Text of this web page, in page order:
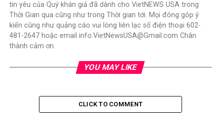
tin yêu của Quý khán giả đã dành cho VietNEWS USA trong
Thời Gian qua cũng như trong Thời gian tới. Mọi đóng góp ý
kiến cũng như quảng cáo vui lòng liên lạc số điện thoại 602-
481-2647 hoặc email info.VietNewsUSA@Gmail.com Chân
thành cảm ơn.
YOU MAY LIKE
CLICK TO COMMENT